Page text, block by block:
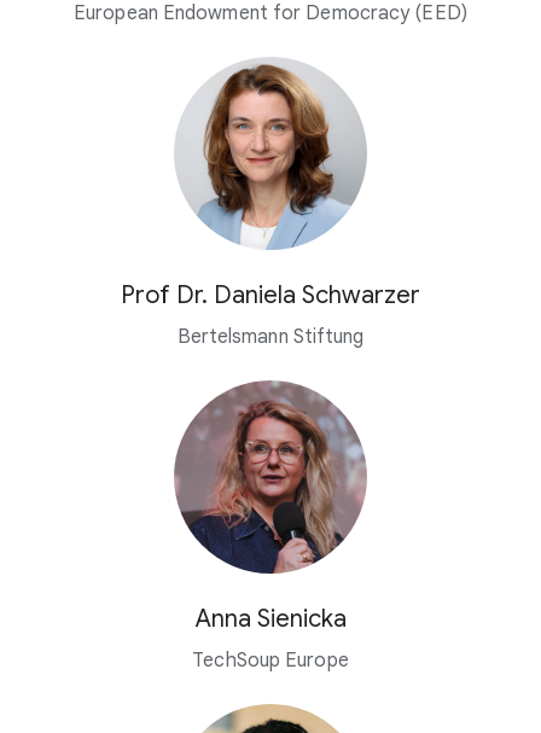
European Endowment for Democracy (EED)
Prof Dr. Daniela Schwarzer
Bertelsmann Stiftung
Anna Sienicka
TechSoup Europe